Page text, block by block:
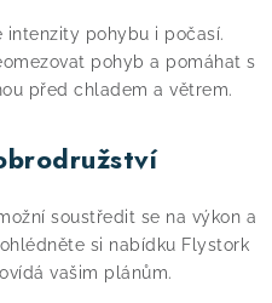
pohybu i počasí.
pohyb a pomáhat s
před chladem a větrem.
soustředit se na výkon a
si nabídku Flystork
vašim plánům.